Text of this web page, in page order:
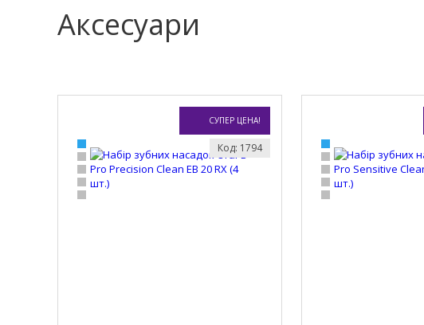
Аксесуари
СУПЕР ЦЕНА!
Код: 1794